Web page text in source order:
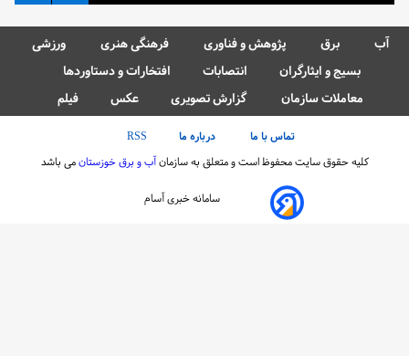
آب برق پژوهش و فناوری فرهنگی هنری
ورزشی
بسیج و ایثارگران
انتصابات
افتخارات و دستاوردها
معاملات سازمان
گزارش تصویری عکس فیلم
تماس با ما درباره ما
RSS
کلیه حقوق سایت محفوظ است و متعلق به سازمانآب و برق خوزستانمی باشد
سامانه خبری آسام